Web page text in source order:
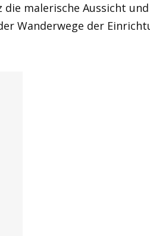
malerische Aussicht
Wanderwege der